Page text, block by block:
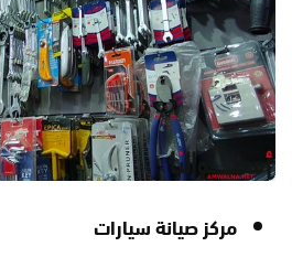
مركز صيانة سيارات